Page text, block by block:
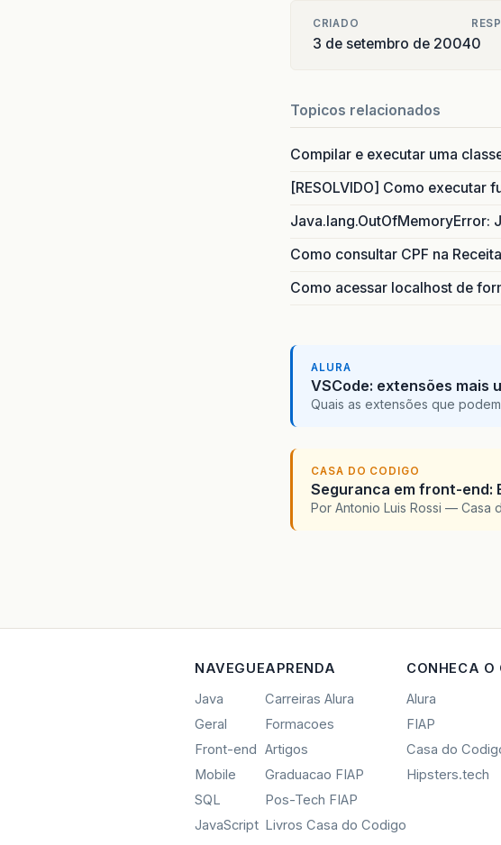
CRIADO
3 de setembro de 20040
Topicos relacionados
Compilar e executar uma
[RESOLVIDO] Como executar
Java.lang.OutOfMemoryError:
Como consultar CPF na
Como acessar localhost de
ALURA
VSCode: extensões mais
Quais as extensões que
CASA DO CODIGO
Seguranca em front-end:
Por Antonio Luis Rossi — Casa
NAVEGUE
Java
Geral
Front-end
Mobile
SQL
JavaScript
APRENDA
Carreiras Alura
Formacoes
Artigos
Graduacao FIAP
Pos-Tech FIAP
Livros Casa do Codigo
CONHECA O
Alura
FIAP
Casa do
Hipsters.tech